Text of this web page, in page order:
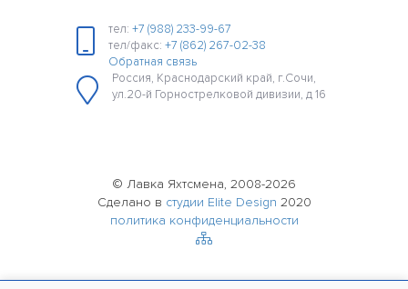
тел: +7 (988) 233-99-67
тел/факс: +7 (862) 267-02-38
Обратная связь
Россия, Краснодарский край, г.Сочи,
ул.20-й Горнострелковой дивизии, д 16
© Лавка Яхтсмена, 2008-2026
Сделано в студии Elite Design 2020
политика конфиденциальности